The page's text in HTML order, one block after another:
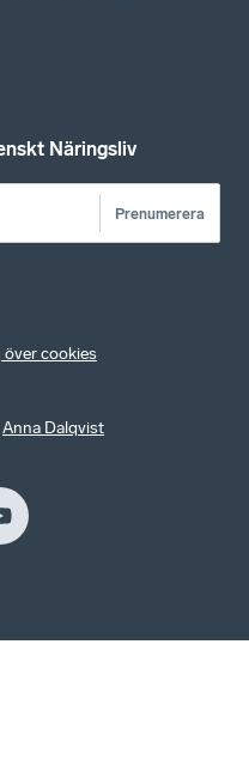
Näringsliv
Prenumerera
cookies
Anna Dalqvist